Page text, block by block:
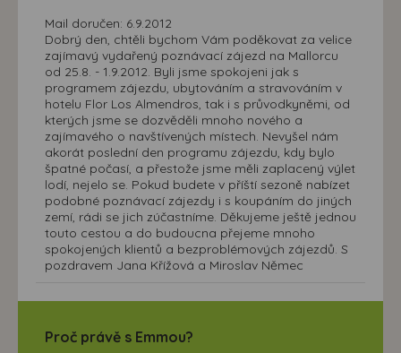
Mail doručen: 6.9.2012
Dobrý den, chtěli bychom Vám poděkovat za velice
zajímavý vydařený poznávací zájezd na Mallorcu
od 25.8. - 1.9.2012. Byli jsme spokojeni jak s
programem zájezdu, ubytováním a stravováním v
hotelu Flor Los Almendros, tak i s průvodkyněmi, od
kterých jsme se dozvěděli mnoho nového a
zajímavého o navštívených místech. Nevyšel nám
akorát poslední den programu zájezdu, kdy bylo
špatné počasí, a přestože jsme měli zaplacený výlet
lodí, nejelo se. Pokud budete v příští sezoně nabízet
podobné poznávací zájezdy i s koupáním do jiných
zemí, rádi se jich zúčastníme. Děkujeme ještě jednou
touto cestou a do budoucna přejeme mnoho
spokojených klientů a bezproblémových zájezdů. S
pozdravem Jana Křížová a Miroslav Němec
Proč právě s Emmou?